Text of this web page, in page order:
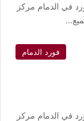
في الدمام مركز
فورد الدمام
في الدمام مركز